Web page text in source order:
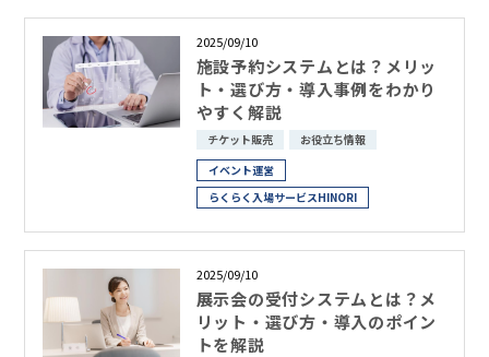
2025/09/10
施設予約システムとは？メリッ
ト・選び方・導入事例をわかり
やすく解説
チケット販売
お役立ち情報
イベント運営
らくらく入場サービスHINORI
2025/09/10
展示会の受付システムとは？メ
リット・選び方・導入のポイン
トを解説